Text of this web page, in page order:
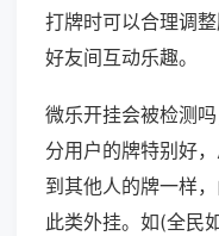
打牌时可以合理调
好友间互动乐趣。
微乐开挂会被检测
分用户的牌特别好
到其他人的牌一样
此类外挂。如(全民